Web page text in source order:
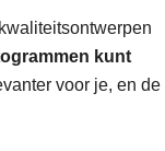
kunt
voor je, en de